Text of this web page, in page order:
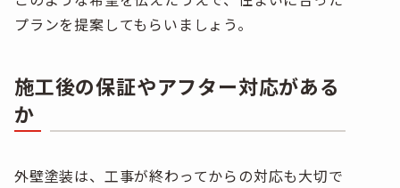
プランを提案してもらいましょう。
施工後の保証やアフター対応がある
か
外壁塗装は、工事が終わってからの対応も大切で